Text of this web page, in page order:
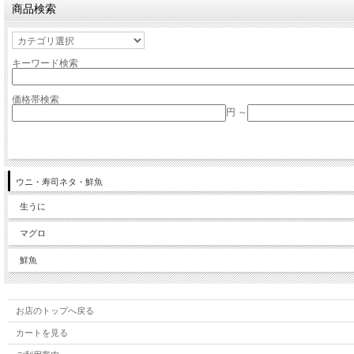
商品検索
キーワード検索
価格帯検索
円 ～
ウニ・寿司ネタ・鮮魚
生うに
マグロ
鮮魚
お店のトップへ戻る
カートを見る